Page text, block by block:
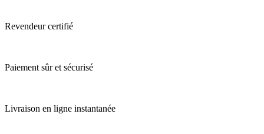
Revendeur certifié
Paiement sûr et sécurisé
Livraison en ligne instantanée